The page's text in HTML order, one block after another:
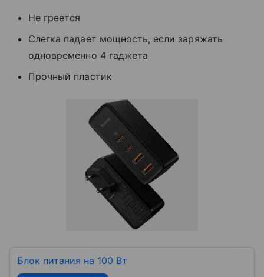
Не греется
Слегка падает мощность, если заряжать
одновременно 4 гаджета
Прочный пластик
Блок питания на 100 Вт